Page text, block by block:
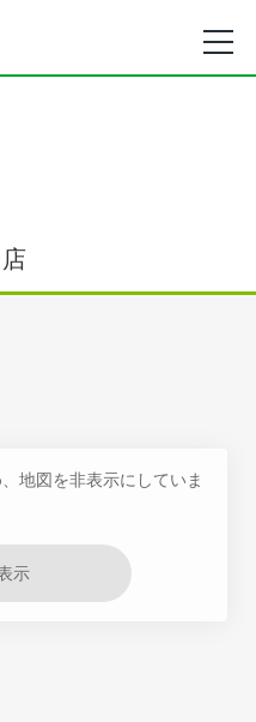
地図を非表示にしていま
示